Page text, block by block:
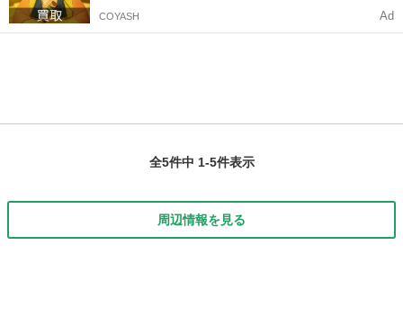
COYASH Ad
全5件中 1-5件表示
周辺情報を見る